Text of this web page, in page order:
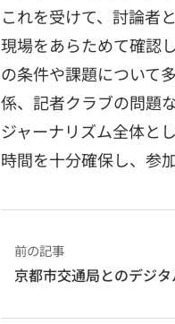
これを受けて、討論者
現場をあらためて確認
の条件や課題について
係、記者クラブの問題
ジャーナリズム全体と
時間を十分確保し、参
前の記事
京都市交通局とのデジ